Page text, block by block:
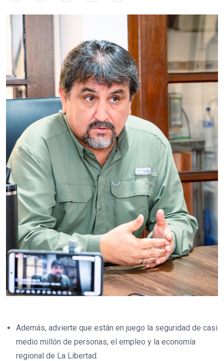
Además, advierte que están en juego la seguridad de casi
medio millón de personas, el empleo y la economía
regional de La Libertad.